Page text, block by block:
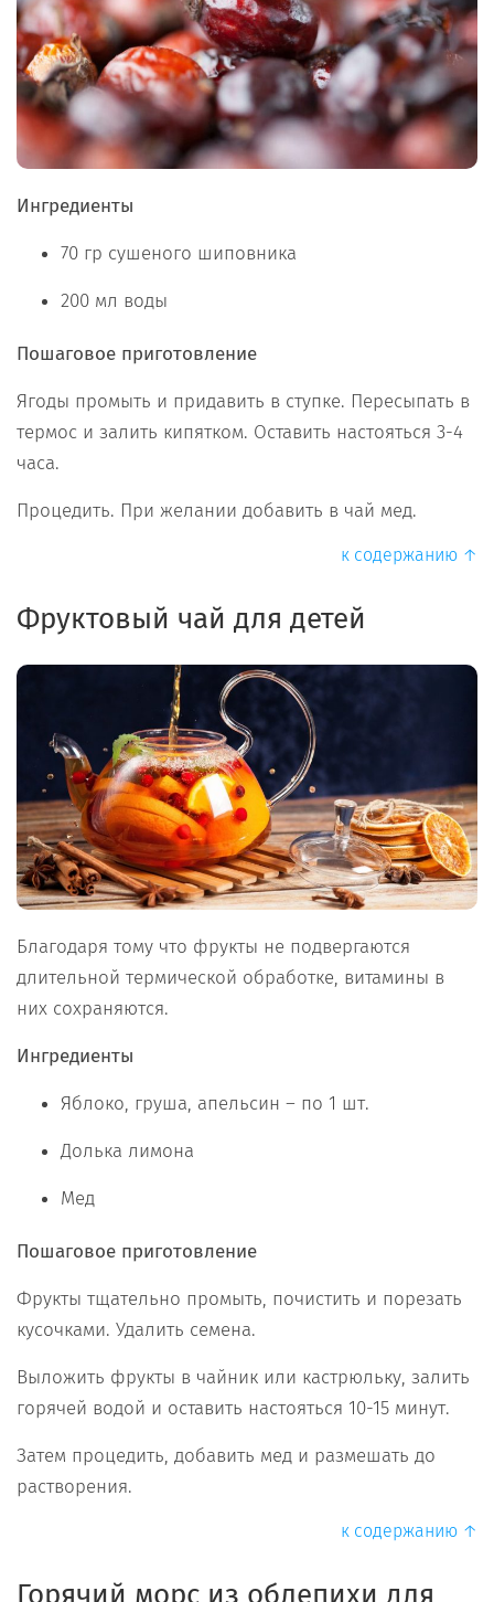
Ингредиенты
70 гр сушеного шиповника
200 мл воды
Пошаговое приготовление
Ягоды промыть и придавить в ступке. Пересыпать в
термос и залить кипятком. Оставить настояться 3-4
часа.
Процедить. При желании добавить в чай мед.
к содержанию ↑
Фруктовый чай для детей
Благодаря тому что фрукты не подвергаются
длительной термической обработке, витамины в
них сохраняются.
Ингредиенты
Яблоко, груша, апельсин – по 1 шт.
Долька лимона
Мед
Пошаговое приготовление
Фрукты тщательно промыть, почистить и порезать
кусочками. Удалить семена.
Выложить фрукты в чайник или кастрюльку, залить
горячей водой и оставить настояться 10-15 минут.
Затем процедить, добавить мед и размешать до
растворения.
к содержанию ↑
Горячий морс из облепихи для